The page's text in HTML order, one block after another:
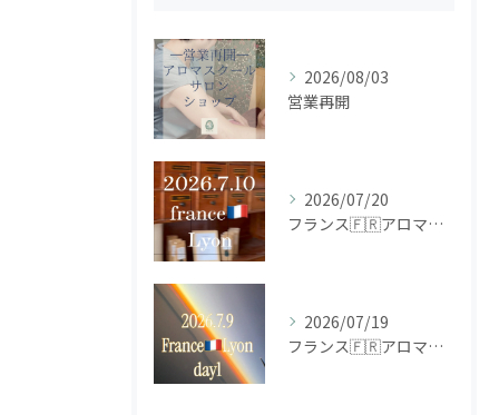
2026/08/03
営業再開
2026/07/20
フランス🇫🇷アロマ研修ツアー𝗱𝗮𝘆𝟮
2026/07/19
フランス🇫🇷アロマ研修ツアー𝗱𝗮𝘆𝟭